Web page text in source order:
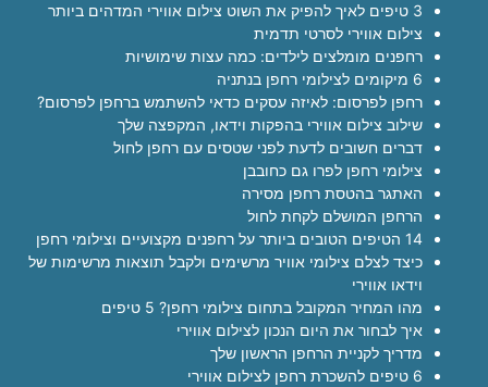
3 טיפים לאיך להפיק את השוט צילום אווירי המדהים ביותר
צילום אווירי לסרטי תדמית
רחפנים מומלצים לילדים: כמה עצות שימושיות
6 מיקומים לצילומי רחפן בנתניה
רחפן לפרסום: לאיזה עסקים כדאי להשתמש ברחפן לפרסום?
שילוב צילום אווירי בהפקות וידאו, המקפצה שלך
דברים חשובים לדעת לפני שטסים עם רחפן לחול
צילומי רחפן לפרו גם כחובבן
האתגר בהטסת רחפן מסירה
הרחפן המושלם לקחת לחול
14 הטיפים הטובים ביותר על רחפנים מקצועיים וצילומי רחפן
כיצד לצלם צילומי אוויר מרשימים ולקבל תוצאות מרשימות של
וידאו אווירי
מהו המחיר המקובל בתחום צילומי רחפן? 5 טיפים
איך לבחור את היום הנכון לצילום אווירי
מדריך לקניית הרחפן הראשון שלך
6 טיפים להשכרת רחפן לצילום אווירי